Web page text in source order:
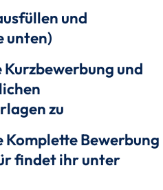
und
unten)
und
zu
Komplette Bewerbung
findet ihr unter